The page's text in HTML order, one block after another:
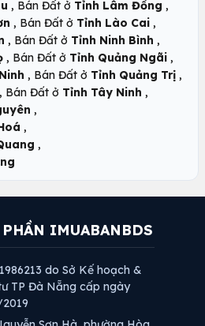
, Bán Đất ở Tỉnh Lâm Đồng ,
, Bán Đất ở Tỉnh Lào Cai ,
, Bán Đất ở Tỉnh Ninh Bình ,
, Bán Đất ở Tỉnh Quảng Ngãi ,
, Bán Đất ở Tỉnh Quảng Trị ,
, Bán Đất ở Tỉnh Tây Ninh ,
,
,
,
IMUABANBDS
do Sở Kế hoạch &
TP Đà Nẵng cấp ngày